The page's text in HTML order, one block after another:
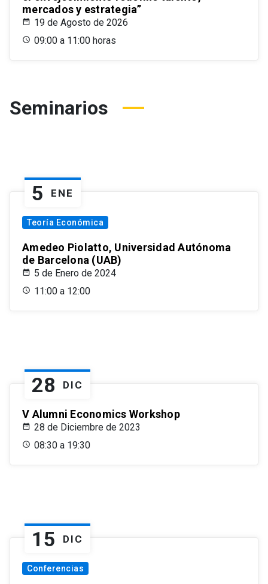
mercados y estrategia”
19 de Agosto de 2026
09:00 a 11:00 horas
Seminarios
5 ENE
Teoría Económica
Amedeo Piolatto, Universidad Autónoma
de Barcelona (UAB)
5 de Enero de 2024
11:00 a 12:00
28 DIC
V Alumni Economics Workshop
28 de Diciembre de 2023
08:30 a 19:30
15 DIC
Conferencias